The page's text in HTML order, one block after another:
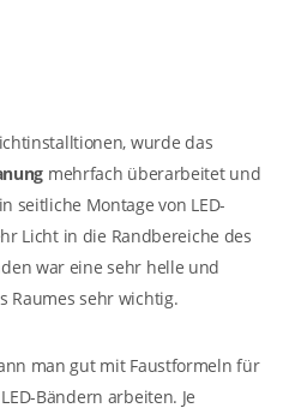
wurde das
mehrfach überarbeitet und
seitliche Montage von LED-
Licht in die Randbereiche des
war eine sehr helle und
Raumes sehr wichtig.
man gut mit Faustformeln für
Bändern arbeiten. Je